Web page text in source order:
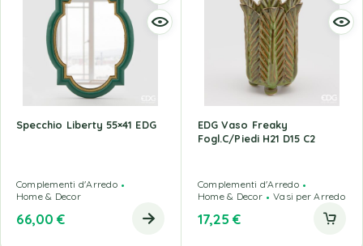
Specchio Liberty 55×41 EDG
Complementi d'Arredo
Home & Decor
66,00 €
EDG Vaso Freaky
Fogl.C/Piedi H21 D15 C2
Complementi d'Arredo
Home & Decor
Vasi per Arredo
17,25 €